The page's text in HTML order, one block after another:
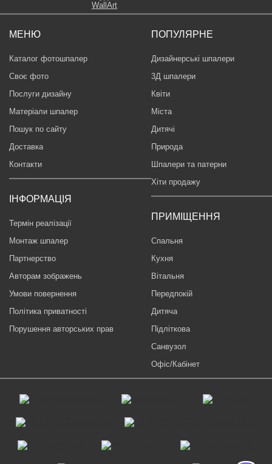
МЕНЮ
Каталог фотошпалер
Своє фото
Послуги дизайну
Матеріали шпалер
Пошук по сайту
Доставка
Контакти
ІНФОРМАЦІЯ
Термін реалізації
Монтаж шпалер
Партнерство
Авторам зображень
Умови повернення
Політика приватності
Порушення авторських прав
ПОПУЛЯРНЕ
Дизайнерські шпалери
3Д шпалери
Квіти
Міста
Дитячі
Природа
Шпалери та патерни
Хіти продажу
ПРИМІЩЕННЯ
Спальня
Кухня
Вітальня
Передпокій
Дитяча
Підліткова
Санвузол
Офіс/Кабінет